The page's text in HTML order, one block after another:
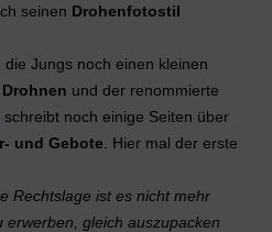
seinen Drohenfotostil
Jungs noch einen kleinen
und der renommierte
schreibt noch einige Seiten über
und Gebote . Hier mal der erste
Rechtslage ist es nicht mehr
gleich auszupacken